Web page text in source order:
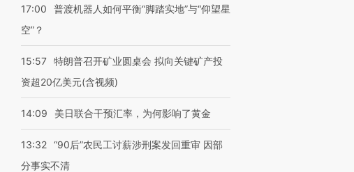
17:00
普渡机器人如何平衡“脚踏实地”与“仰望星
空”？
15:57 特朗普召开矿业圆桌会 拟向关键矿产投
资超20亿美元(含视频)
14:09 美日联合干预汇率，为何影响了黄金
13:32 “90后”农民工讨薪涉刑案发回重审 因部
分事实不清